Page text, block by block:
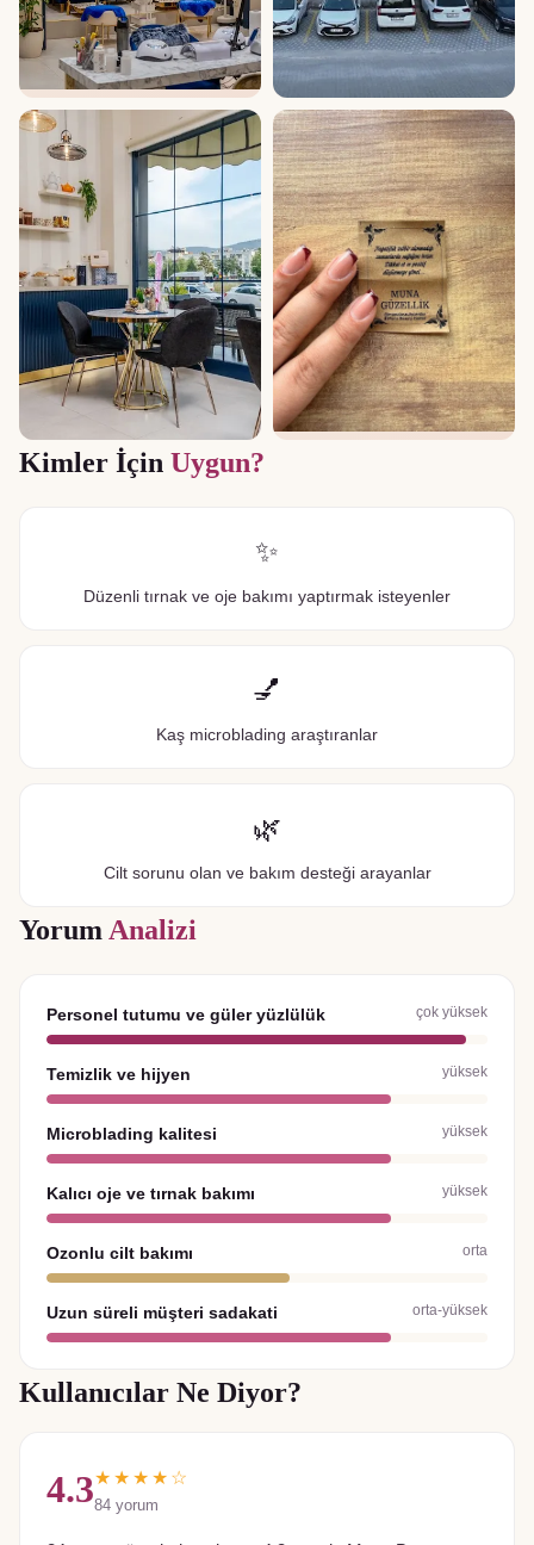
Kimler İçin Uygun?
✨
Düzenli tırnak ve oje bakımı yaptırmak isteyenler
💅
Kaş microblading araştıranlar
🌿
Cilt sorunu olan ve bakım desteği arayanlar
Yorum Analizi
Personel tutumu ve güler yüzlülük çok yüksek
Temizlik ve hijyen yüksek
Microblading kalitesi yüksek
Kalıcı oje ve tırnak bakımı yüksek
Ozonlu cilt bakımı orta
Uzun süreli müşteri sadakati orta-yüksek
Kullanıcılar Ne Diyor?
4.3★★★★☆
84 yorum